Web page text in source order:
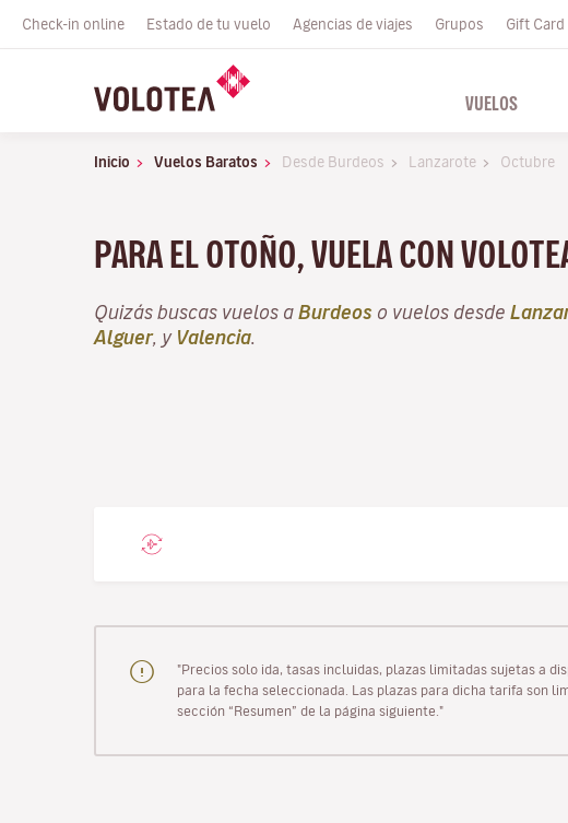
Check-in online Estado de tu vuelo Agencias de viajes Grupos Gift Card
VUELOS
Inicio Vuelos Baratos Desde Burdeos Lanzarote Octubre
PARA EL OTOÑO, VUELA CON
Quizás buscas vuelos a Burdeos o vuelos desde
Alguer, y Valencia
"Precios solo ida, tasas incluidas, plazas limitadas sujetas a
para la fecha seleccionada. Las plazas para dicha tarifa son
sección “Resumen” de la página siguiente."